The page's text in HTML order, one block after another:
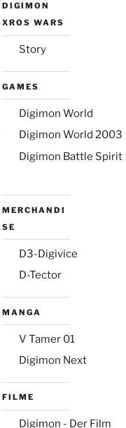
DIGIMON
XROS WARS
Story
GAMES
Digimon World
Digimon World 2003
Digimon Battle Spirit
MERCHANDI
SE
D3-Digivice
D-Tector
MANGA
V Tamer 01
Digimon Next
FILME
Digimon - Der Film